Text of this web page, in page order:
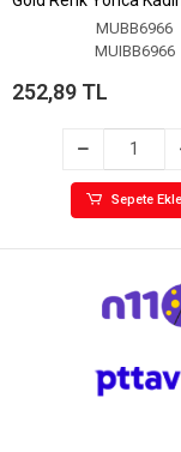
MUBB6966
MUIBB6966
252,89 TL
Sepete Ekle